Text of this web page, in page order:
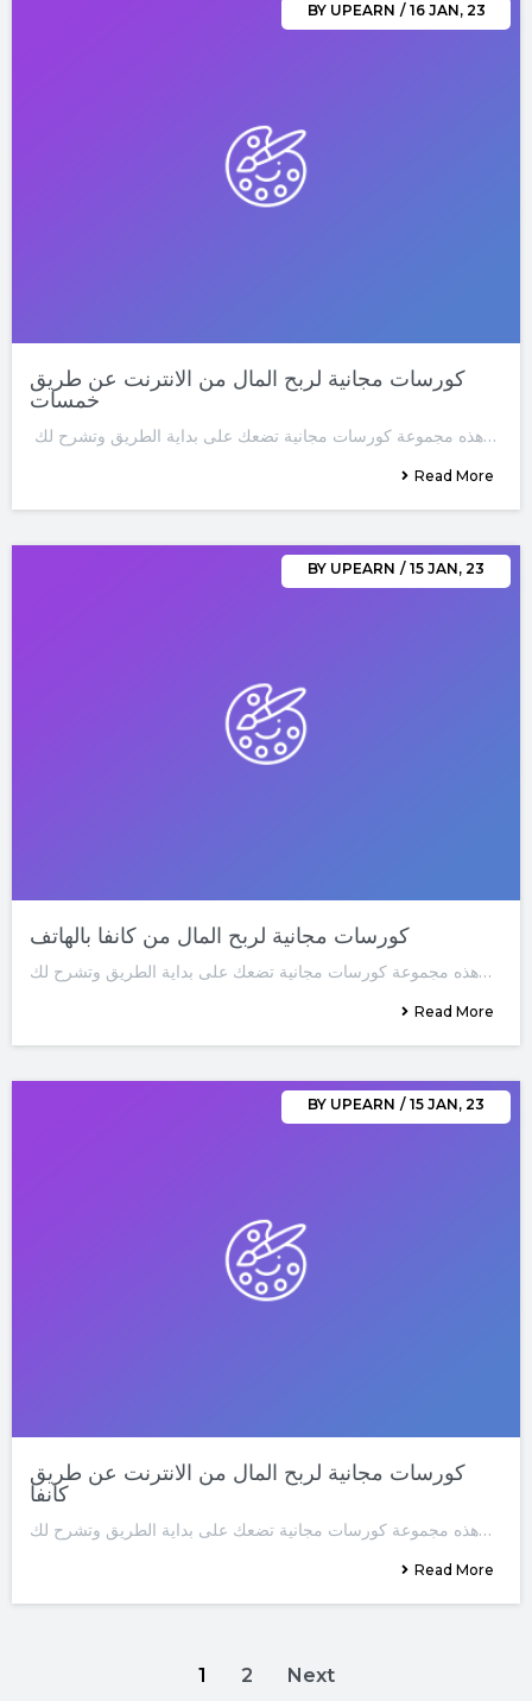
كورسات مجانية لربح المال من الانترنت عن طريق
خمسات
BY UPEARN / 16 JAN, 23
هذه مجموعة كورسات مجانية تضعك على بداية الطريق وتشرح لك…
Read More
كورسات مجانية لربح المال من كانفا بالهاتف
BY UPEARN / 15 JAN, 23
هذه مجموعة كورسات مجانية تضعك على بداية الطريق وتشرح لك…
Read More
كورسات مجانية لربح المال من الانترنت عن طريق
كانفا
BY UPEARN / 15 JAN, 23
هذه مجموعة كورسات مجانية تضعك على بداية الطريق وتشرح لك…
Read More
1 2 Next